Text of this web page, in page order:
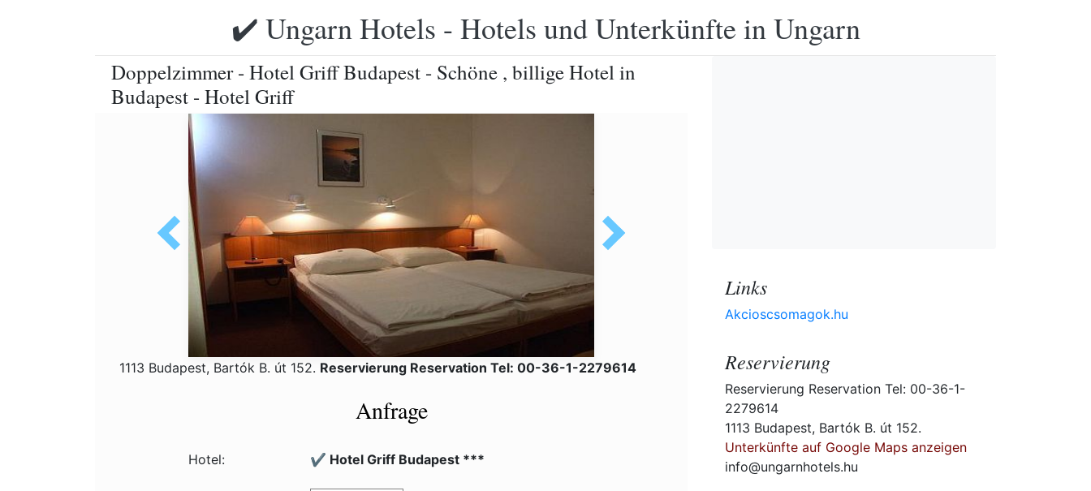
✔️ Ungarn Hotels - Hotels und Unterkünfte in Ungarn
Doppelzimmer - Hotel Griff Budapest - Schöne , billige Hotel in
Budapest - Hotel Griff
1113 Budapest, Bartók B. út 152. Reservierung Reservation Tel: 00-36-1-2279614
Anfrage
Hotel: ✔️ Hotel Griff Budapest ***
Links
Akcioscsomagok.hu
Reservierung
Reservierung Reservation Tel: 00-36-1-
2279614
1113 Budapest, Bartók B. út 152.
Unterkünfte auf Google Maps anzeigen
info@ungarnhotels.hu